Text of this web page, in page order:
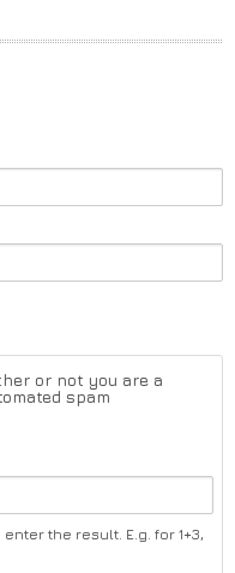
or not you are a
spam
the result. E.g. for 1+3,